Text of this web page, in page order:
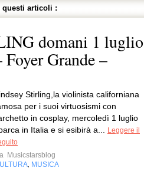
questi articoli :
domani 1 luglio
Grande –
Stirling,la violinista californiana
per i suoi virtuosismi con
in cosplay, mercoledì 1 luglio
in Italia e si esibirà a...
Leggere il
Musicstarsblog
MUSICA